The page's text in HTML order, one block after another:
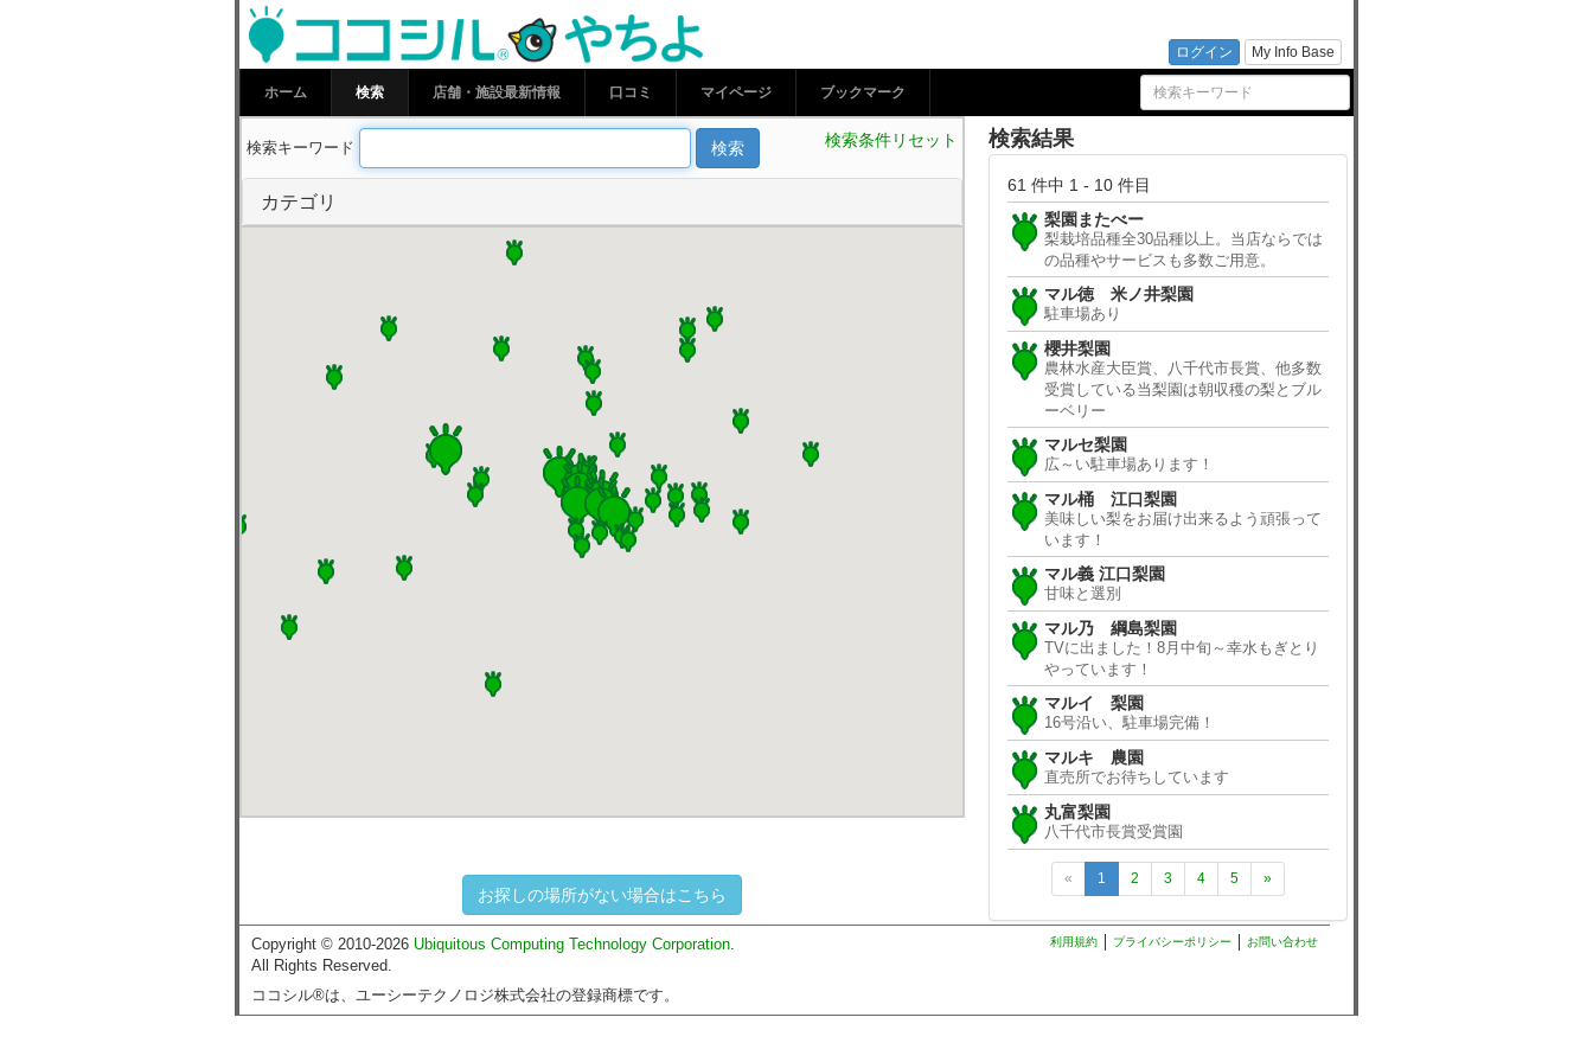
ログイン My Info Base
ココシルやちよ
ホーム 検索 店舗・施設最新情報 口コミ マイページ ブックマーク
検索キーワード 検索 検索条件リセット
カテゴリ
お探しの場所がない場合はこちら
検索結果
61 件中 1 - 10 件目
梨園またべー
梨栽培品種全30品種以上。当店ならでは
の品種やサービスも多数ご用意。
マル徳 米ノ井梨園
駐車場あり
櫻井梨園
農林水産大臣賞、八千代市長賞、他多数
受賞している当梨園は朝収穫の梨とブル
ーベリー
マルセ梨園
広～い駐車場あります！
マル桶 江口梨園
美味しい梨をお届け出来るよう頑張って
います！
マル義 江口梨園
甘味と選別
マル乃 綱島梨園
TVに出ました！8月中旬～幸水もぎとり
やっています！
マルイ 梨園
16号沿い、駐車場完備！
マルキ 農園
直売所でお待ちしています
丸富梨園
八千代市長賞受賞園
« 1 2 3 4 5 »
Copyright © 2010-2026 Ubiquitous Computing Technology Corporation.
All Rights Reserved.
ココシル®は、ユーシーテクノロジ株式会社の登録商標です。
利用規約 プライバシーポリシー お問い合わせ